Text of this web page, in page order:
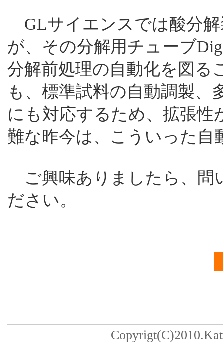
GLサイエンスでは酸分解
が、その分解用チューブ
分解前処理の自動化を図る
も、標準試料の自動調製、
にも対応するため、拡張性
難な昨今は、こういった
ご興味ありましたら、問
ださい。